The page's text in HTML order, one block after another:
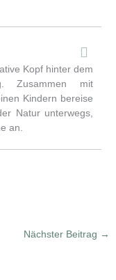
Kopf hinter dem
Zusammen mit
Kindern bereise
Natur unterwegs,
an.
Nächster Beitrag →